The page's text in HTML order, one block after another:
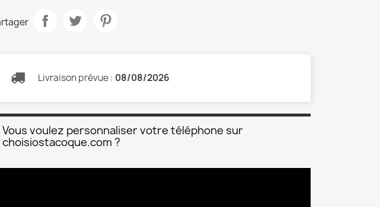
Livraison prévue : 08/08/2026
Vous voulez personnaliser votre téléphone sur
choisiostacoque.com ?